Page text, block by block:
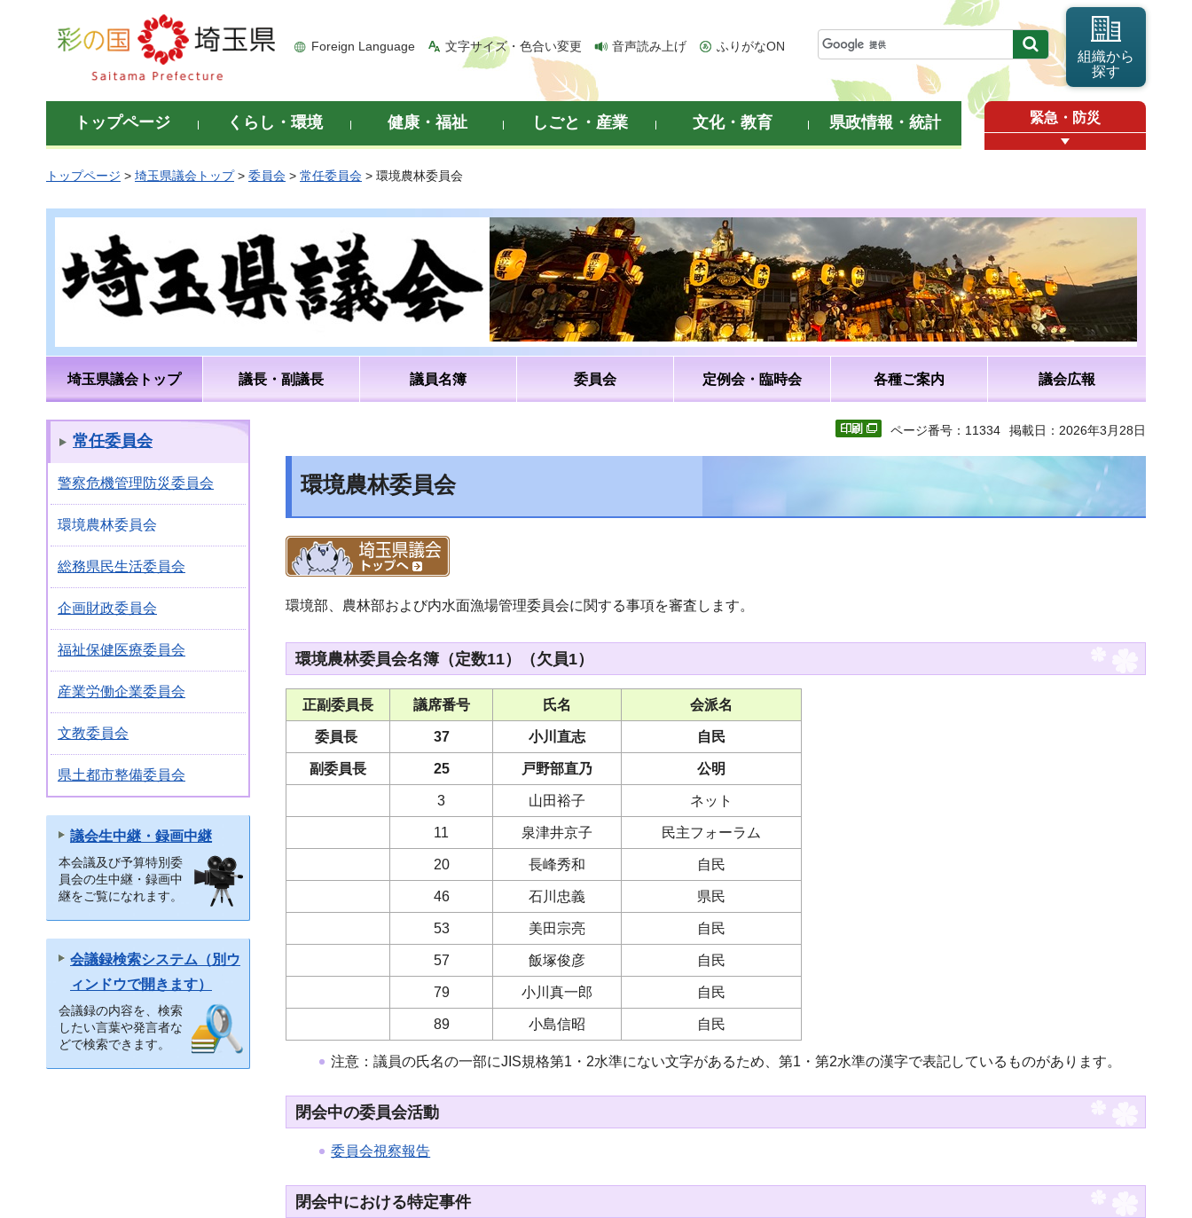
彩の国 埼玉県
Foreign Language 文字サイズ・色合い変更 音声読み上げ ふりがなON
組織から
探す
トップページ くらし・環境 健康・福祉 しごと・産業 文化・教育 県政情報・統計 緊急・防災
トップページ > 埼玉県議会トップ> 委員会 > 常任委員会 > 環境農林委員会
埼玉県議会トップ 議長・副議長 議員名簿 委員会 定例会・臨時会 各種ご案内 議会広報
常任委員会
警察危機管理防災委員会
環境農林委員会
総務県民生活委員会
企画財政委員会
福祉保健医療委員会
産業労働企業委員会
文教委員会
県土都市整備委員会
議会生中継・録画中継
本会議及び予算特別委
員会の生中継・録画中
継をご覧になれます。
会議録検索システム（別ウ
ィンドウで開きます）
会議録の内容を、検索
したい言葉や発言者な
どで検索できます。
ページ番号：11334 掲載日：2026年3月28日
環境農林委員会
環境部、農林部および内水面漁場管理委員会に関する事項を審査します。
環境農林委員会名簿（定数11）（欠員1）
正副委員長 議席番号 氏名 会派名
委員長 37 小川直志 自民
副委員長 25 戸野部直乃 公明
3 山田裕子 ネット
11 泉津井京子 民主フォーラム
20 長峰秀和 自民
46 石川忠義 県民
53 美田宗亮 自民
57 飯塚俊彦 自民
79 小川真一郎 自民
89 小島信昭 自民
注意：議員の氏名の一部にJIS規格第1・2水準にない文字があるため、第1・第2水準の漢字で表記しているものがあります。
閉会中の委員会活動
委員会視察報告
閉会中における特定事件